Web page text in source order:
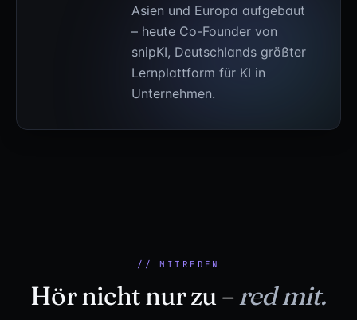
Asien und Europa aufgebaut
– heute Co-Founder von
snipKI, Deutschlands größter
Lernplattform für KI in
Unternehmen.
// MITREDEN
Hör nicht nur zu –red mit.